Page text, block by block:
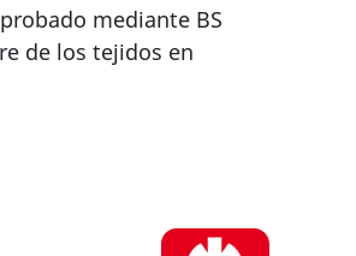
mediante BS
de los tejidos en